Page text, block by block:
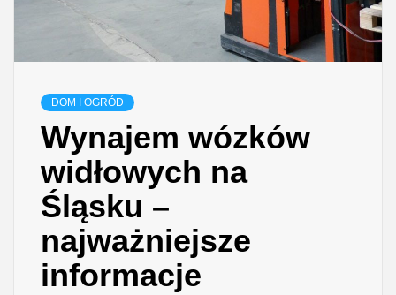
DOM I OGRÓD
Wynajem wózków
widłowych na
Śląsku –
najważniejsze
informacje